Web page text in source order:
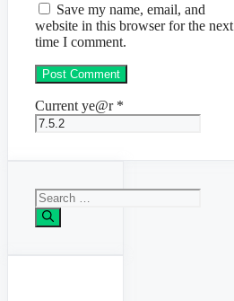
Save my name, email, and
website in this browser for the next
time I comment.
Current ye@r *
Search
for: